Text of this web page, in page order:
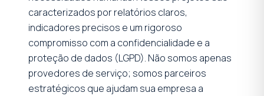
caracterizados por relatórios claros,
indicadores precisos e um rigoroso
compromisso com a confidencialidade e a
proteção de dados (LGPD). Não somos apenas
provedores de serviço; somos parceiros
estratégicos que ajudam sua empresa a